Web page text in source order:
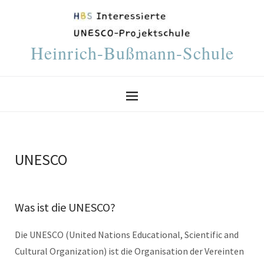
Heinrich-Bußmann-Schule
UNESCO
Was ist die UNESCO?
Die UNESCO (United Nations Educational, Scientific and
Cultural Organization) ist die Organisation der Vereinten